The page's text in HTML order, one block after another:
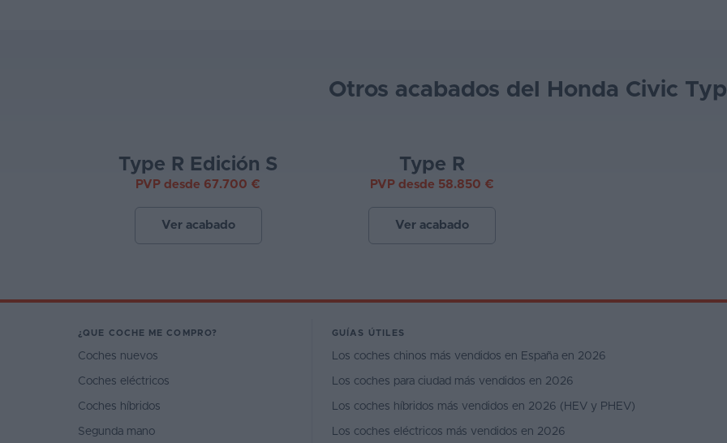
Otros acabados del Honda Civic
Type R Edición S
PVP desde 67.700 €
Ver acabado
Type R
PVP desde 58.850 €
Ver acabado
¿QUE COCHE ME COMPRO?
Coches nuevos
Coches eléctricos
Coches híbridos
Segunda mano
GUÍAS ÚTILES
Los coches chinos más vendidos en España en 2026
Los coches para ciudad más vendidos en 2026
Los coches híbridos más vendidos en 2026 (HEV y PHEV)
Los coches eléctricos más vendidos en 2026